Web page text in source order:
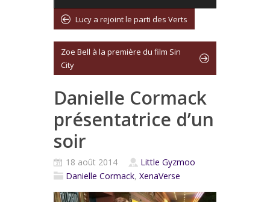
Lucy a rejoint le parti des Verts
Zoe Bell à la première du film Sin
City
Danielle Cormack
présentatrice d’un
soir
18 août 2014
Little Gyzmoo
Danielle Cormack, XenaVerse